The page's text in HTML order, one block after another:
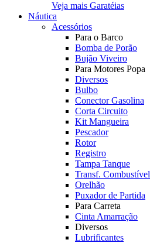
Veja mais Garatéias
Náutica
Acessórios
Para o Barco
Bomba de Porão
Bujão Viveiro
Para Motores Popa
Diversos
Bulbo
Conector Gasolina
Corta Circuito
Kit Mangueira
Pescador
Rotor
Registro
Tampa Tanque
Transf. Combustível
Orelhão
Puxador de Partida
Para Carreta
Cinta Amarração
Diversos
Lubrificantes